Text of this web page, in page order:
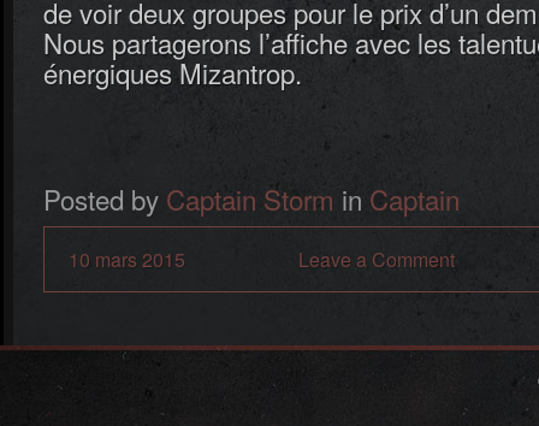
de voir deux groupes pour le prix d’un
Nous partagerons l’affiche avec les
énergiques Mizantrop.
Posted by Captain Storm in Captain
10 mars 2015 Leave a Comment